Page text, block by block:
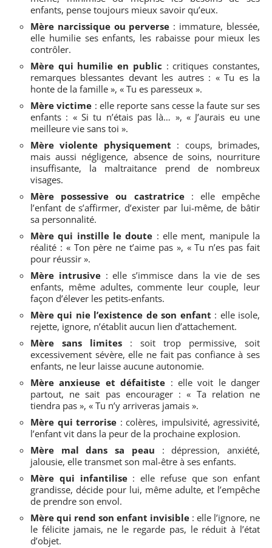
enfants, pense toujours mieux savoir qu’eux.
Mère narcissique ou perverse : immature, blessée,
elle humilie ses enfants, les rabaisse pour mieux les
contrôler.
Mère qui humilie en public : critiques constantes,
remarques blessantes devant les autres : « Tu es la
honte de la famille », « Tu es paresseux ».
Mère victime : elle reporte sans cesse la faute sur ses
enfants : « Si tu n’étais pas là… », « J’aurais eu une
meilleure vie sans toi ».
Mère violente physiquement : coups, brimades,
mais aussi négligence, absence de soins, nourriture
insuffisante, la maltraitance prend de nombreux
visages.
Mère possessive ou castratrice: elle empêche
l’enfant de s’affirmer, d’exister par lui-même, de bâtir
sa personnalité.
Mère qui instille le doute : elle ment, manipule la
réalité : « Ton père ne t’aime pas », « Tu n’es pas fait
pour réussir ».
Mère intrusive: elle s’immisce dans la vie de ses
enfants, même adultes, commente leur couple, leur
façon d’élever les petits-enfants.
Mère qui nie l’existence de son enfant : elle isole,
rejette, ignore, n’établit aucun lien d’attachement.
Mère sans limites : soit trop permissive, soit
excessivement sévère, elle ne fait pas confiance à ses
enfants, ne leur laisse aucune autonomie.
Mère anxieuse et défaitiste : elle voit le danger
partout, ne sait pas encourager : « Ta relation ne
tiendra pas », « Tu n’y arriveras jamais ».
Mère qui terrorise : colères, impulsivité, agressivité,
l’enfant vit dans la peur de la prochaine explosion.
Mère mal dans sa peau : dépression, anxiété,
jalousie, elle transmet son mal-être à ses enfants.
Mère qui infantilise: elle refuse que son enfant
grandisse, décide pour lui, même adulte, et l’empêche
de prendre son envol.
Mère qui rend son enfant invisible : elle l’ignore, ne
le félicite jamais, ne le regarde pas, le réduit à l’état
d’objet.